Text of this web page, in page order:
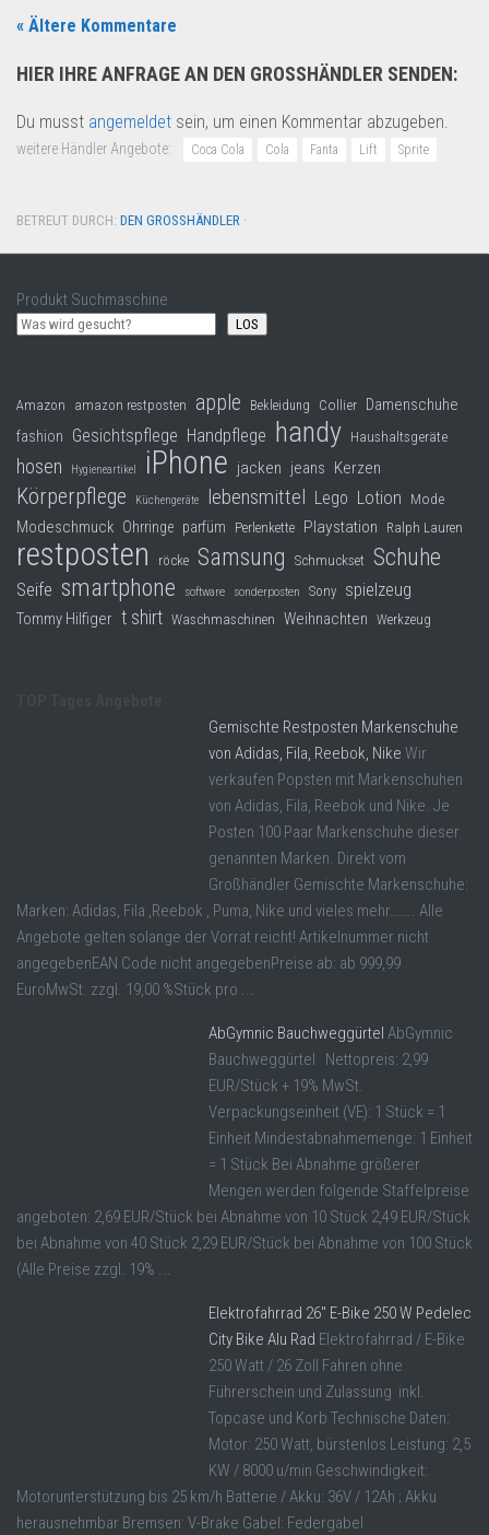
« Ältere Kommentare
HIER IHRE ANFRAGE AN DEN GROSSHÄNDLER SENDEN:
Du musst angemeldet sein, um einen Kommentar abzugeben.
weitere Händler Angebote: Coca Cola Cola Fanta Lift Sprite
BETREUT DURCH: DEN GROSSHÄNDLER ·
Produkt Suchmaschine
LOS
Amazon amazon restposten apple Bekleidung Collier Damenschuhe
fashion Gesichtspflege Handpflege handy Haushaltsgeräte
hosen Hygieneartikel iPhone jacken jeans Kerzen
Körperpflege Küchengeräte lebensmittel Lego Lotion Mode
Modeschmuck Ohrringe parfüm Perlenkette Playstation Ralph Lauren
restposten röcke Samsung Schmuckset Schuhe
Seife smartphone software sonderposten Sony spielzeug
Tommy Hilfiger t shirt Waschmaschinen Weihnachten Werkzeug
Gemischte Restposten Markenschuhe
von Adidas, Fila, Reebok, Nike Wir
verkaufen Popsten mit Markenschuhen
von Adidas, Fila, Reebok und Nike. Je
Posten 100 Paar Markenschuhe dieser
genannten Marken. Direkt vom
Großhändler Gemischte Markenschuhe:
Marken: Adidas, Fila ,Reebok , Puma, Nike und vieles mehr…….. Alle
Angebote gelten solange der Vorrat reicht! Artikelnummer nicht
angegebenEAN Code nicht angegebenPreise ab: ab 999,99
EuroMwSt. zzgl. 19,00 %Stück pro ...
AbGymnic Bauchweggürtel AbGymnic
Bauchweggürtel Nettopreis: 2,99
EUR/Stück + 19% MwSt.
Verpackungseinheit (VE): 1 Stück = 1
Einheit Mindestabnahmemenge: 1 Einheit
= 1 Stück Bei Abnahme größerer
Mengen werden folgende Staffelpreise
angeboten: 2,69 EUR/Stück bei Abnahme von 10 Stück 2,49 EUR/Stück
bei Abnahme von 40 Stück 2,29 EUR/Stück bei Abnahme von 100 Stück
(Alle Preise zzgl. 19% ...
Elektrofahrrad 26″ E-Bike 250 W Pedelec
City Bike Alu Rad Elektrofahrrad / E-Bike
250 Watt / 26 Zoll Fahren ohne
Führerschein und Zulassung inkl.
Topcase und Korb Technische Daten:
Motor: 250 Watt, bürstenlos Leistung: 2,5
KW / 8000 u/min Geschwindigkeit:
Motorunterstützung bis 25 km/h Batterie / Akku: 36V / 12Ah ; Akku
herausnehmbar Bremsen: V-Brake Gabel: Federgabel